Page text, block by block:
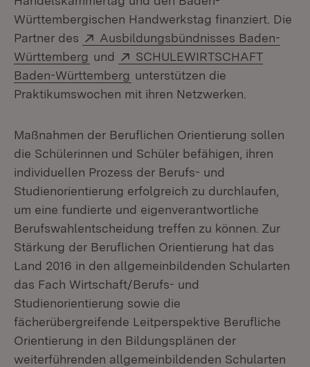
Württembergischen Handwerkstag finanziert. Die
Partner des
Extern:
Ausbildungsbündnisses Baden-
Württemberg (Öffnet in neuem Fenster)
und Extern:
SCHULEWIRTSCHAFT
Baden-Württemberg (Öffnet in neuem Fenster)
unterstützen die
Praktikumswochen mit ihren Netzwerken.
Maßnahmen der Beruflichen Orientierung sollen
die Schülerinnen und Schüler befähigen, ihren
individuellen Prozess der Berufs- und
Studienorientierung erfolgreich zu durchlaufen,
um eine fundierte und eigenverantwortliche
Berufswahlentscheidung treffen zu können. Zur
Stärkung der Beruflichen Orientierung hat das
Land 2016 in den allgemeinbildenden Schularten
das Fach Wirtschaft/Berufs- und
Studienorientierung sowie die
fächerübergreifende Leitperspektive Berufliche
Orientierung in den Bildungsplänen der
weiterführenden allgemeinbildenden Schularten